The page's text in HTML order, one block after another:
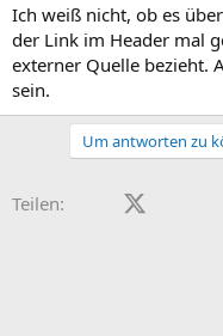
Ich weiß nicht, ob es
der Link im Header mal
externer Quelle bezieht.
sein.
Um antworten zu
Teilen: Facebook